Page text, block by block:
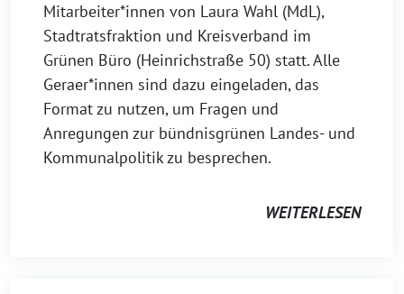
Mitarbeiter*innen von Laura Wahl (MdL),
Stadtratsfraktion und Kreisverband im
Grünen Büro (Heinrichstraße 50) statt. Alle
Geraer*innen sind dazu eingeladen, das
Format zu nutzen, um Fragen und
Anregungen zur bündnisgrünen Landes- und
Kommunalpolitik zu besprechen.
WEITERLESEN